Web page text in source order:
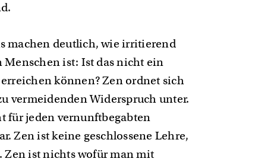
machen deutlich, wie irritierend
ist: Ist das nicht ein
können? Zen ordnet sich
vermeidenden Widerspruch unter.
für jeden vernunftbegabten
Zen ist keine geschlossene Lehre,
Zen ist nichts wofür man mit